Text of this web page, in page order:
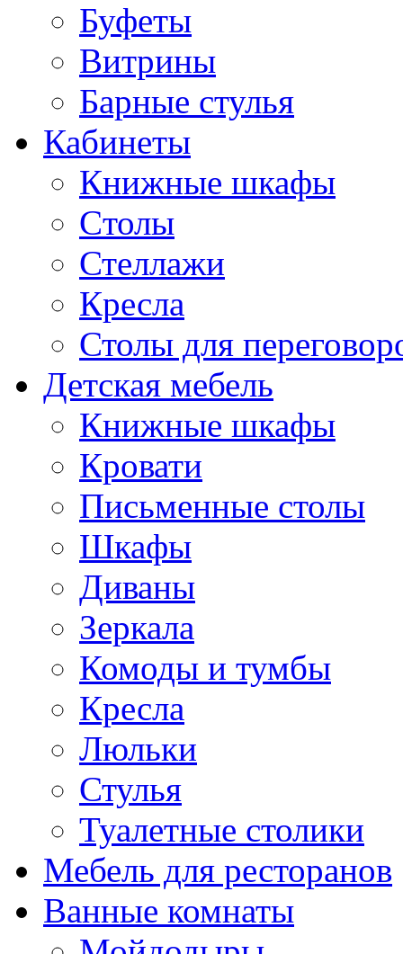
Буфеты
Витрины
Барные стулья
Кабинеты
Книжные шкафы
Cтолы
Стеллажи
Кресла
Столы для
Детская мебель
Книжные шкафы
Кровати
Письменные столы
Шкафы
Диваны
Зеркала
Комоды и тумбы
Кресла
Люльки
Стулья
Туалетные столики
Мебель для ресторанов
Ванные комнаты